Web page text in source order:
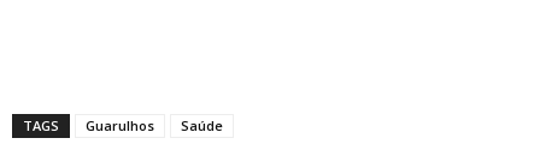
TAGS Guarulhos Saúde